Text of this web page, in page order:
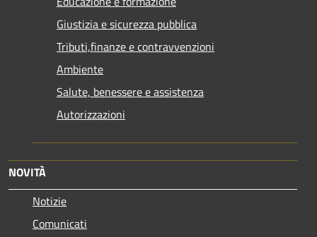
Giustizia e sicurezza pubblica
Tributi,finanze e contravvenzioni
Ambiente
Salute, benessere e assistenza
Autorizzazioni
NOVITÀ
Notizie
Comunicati